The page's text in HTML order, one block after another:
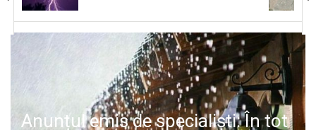
SANATATE
Anunțul emis de specialiști: În tot